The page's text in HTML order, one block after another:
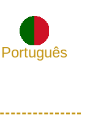
Português